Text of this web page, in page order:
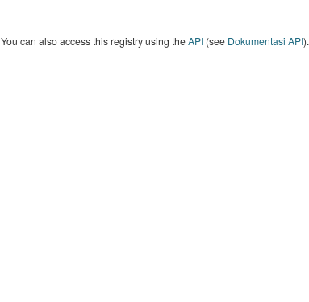
You can also access this registry using theAPI(see Dokumentasi API).